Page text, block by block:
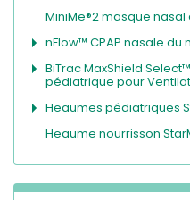
MiniMe®2 masque
nFlow™ CPAP nasale du
BiTrac MaxShield
pédiatrique pour
Heaumes pédiatriques
Heaume nourrisson